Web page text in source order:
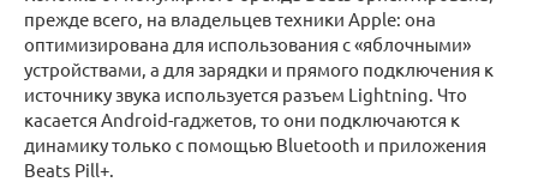
прежде всего, на владельцев техники Apple: она
оптимизирована для использования с «яблочными»
устройствами, а для зарядки и прямого подключения к
источнику звука используется разъем Lightning. Что
касается Android-гаджетов, то они подключаются к
динамику только с помощью Bluetooth и приложения
Beats Pill+.